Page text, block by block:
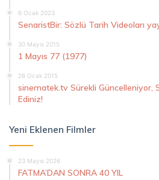
6 Ocak 2023
SenaristBir: Sözlü Tarih Videoları
30 Mayıs 2015
1 Mayıs 77 (1977)
26 Ocak 2015
sinematek.tv Sürekli Güncelleniyor,
Ediniz!
Yeni Eklenen Filmler
23 Mayıs 2026
FATMA’DAN SONRA 40 YIL